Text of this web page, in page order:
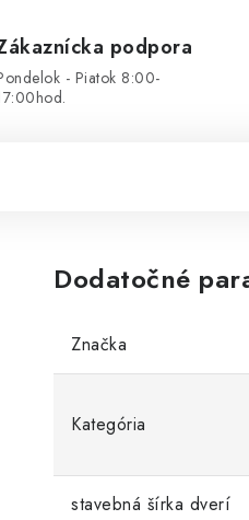
podpora
- Piatok 8:00-
Dodatočné
Značka
Kategória
stavebná šírka dverí